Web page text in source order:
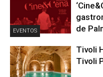
EVENTOS
de
Tivoli
Tivoli